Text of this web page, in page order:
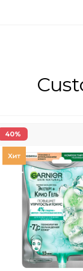
40%